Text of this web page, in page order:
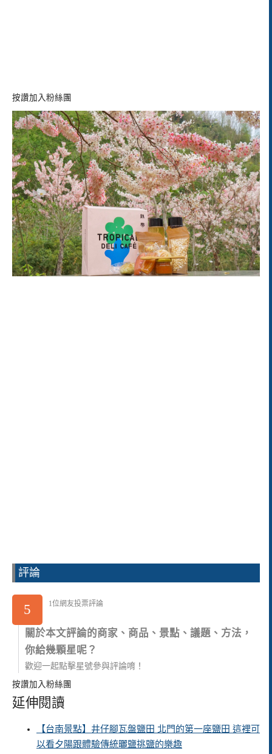
按讚加入粉絲團
評論
5 1位網友投票評論
關於本文評論的商家、商品、景點、議題、方法，
你給幾顆星呢？
歡迎一起點擊星號參與評論唷！
按讚加入粉絲團
延伸閱讀
【台南景點】井仔腳瓦盤鹽田 北門的第一座鹽田 這裡可
以看夕陽跟體驗傳統曬鹽挑鹽的樂趣